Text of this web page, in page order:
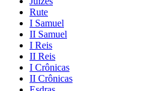
Rute
I Samuel
II Samuel
I Reis
II Reis
I Crônicas
II Crônicas